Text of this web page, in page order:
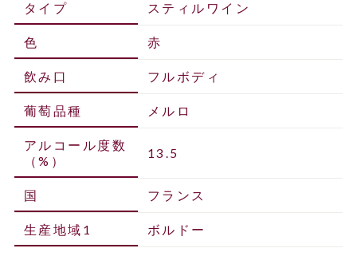
タイプ スティルワイン
色 赤
飲み口 フルボディ
葡萄品種 メルロ
アルコール度数
（%）
13.5
国 フランス
生産地域1 ボルドー